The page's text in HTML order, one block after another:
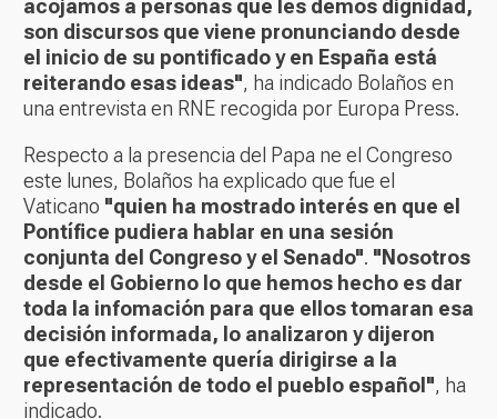
acojamos a personas que les demos dignidad,
son discursos que viene pronunciando desde
el inicio de su pontificado y en España está
reiterando esas ideas", ha indicado Bolaños en
una entrevista en RNE recogida por Europa Press.
Respecto a la presencia del Papa ne el Congreso
este lunes, Bolaños ha explicado que fue el
Vaticano "quien ha mostrado interés en que el
Pontífice pudiera hablar en una sesión
conjunta del Congreso y el Senado". "Nosotros
desde el Gobierno lo que hemos hecho es dar
toda la infomación para que ellos tomaran esa
decisión informada, lo analizaron y dijeron
que efectivamente quería dirigirse a la
representación de todo el pueblo español", ha
indicado.